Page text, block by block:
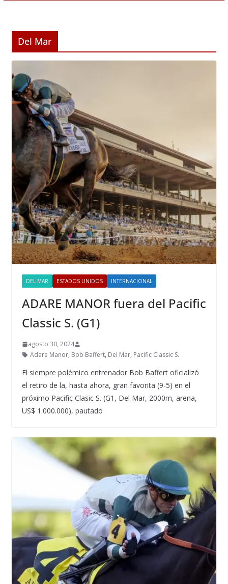
Del Mar
DEL MAR ESTADOS UNIDOS INTERNACIONAL
ADARE MANOR fuera del Pacific
Classic S. (G1)
agosto 30, 2024
Adare Manor, Bob Baffert, Del Mar, Pacific Classic S.
El siempre polémico entrenador Bob Baffert oficializó
el retiro de la, hasta ahora, gran favorita (9-5) en el
próximo Pacific Clasic S. (G1, Del Mar, 2000m, arena,
US$ 1.000.000), pautado